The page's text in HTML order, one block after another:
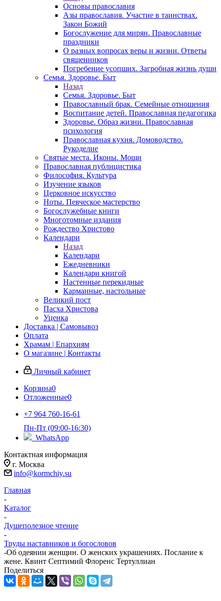
Основы православия
Азы православия. Участие в таинствах.
Закон Божий
Богослужение для мирян. Православные
праздники
О разных вопросах веры и жизни. Ответы
священников
Погребение усопших. Загробная жизнь души
Семья. Здоровье. Быт
Назад
Семья. Здоровье. Быт
Православный брак. Семейные отношения
Воспитание детей. Православная педагогика
Здоровье. Образ жизни. Православная
психология
Православная кухня. Домоводство.
Рукоделие
Святые места. Иконы. Мощи
Православная публицистика
Философия. Культура
Изучение языков
Церковное искусство
Ноты. Певческое мастерство
Богослужебные книги
Многотомные издания
Рождество Христово
Календари
Назад
Календари
Ежедневники
Календари книгой
Настенные перекидные
Карманные, настольные
Великий пост
Пасха Христова
Уценка
Доставка | Самовывоз
Оплата
Храмам | Епархиям
О магазине | Контакты
Личный кабинет
Корзина0
Отложенные0
+7 964 760-16-61
Пн-Пт (09:00-16:30)
WhatsApp
Контактная информация
г. Москва
info@kormchiy.su
Главная
-
Каталог
-
Душеполезное чтение
-
Труды наставников и богословов
-Об одеянии женщин. О женских украшениях. Послание к
жене. Квинт Септимий Флоренс Тертуллиан
Поделиться